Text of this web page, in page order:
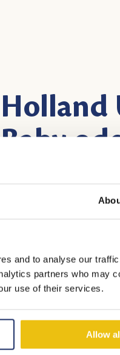
and to analyse our
partners who may
use of their services.
Allow
Holland
Baby
, die
Jahre alt Urlaub in
Campingfeld steht ein
die Familien und Kinder
verschiedenen Mietzelte
Kinderbettchen und
abstellen. Ein Urlaub mit
den Monaten Juni und
Temperaturen sind